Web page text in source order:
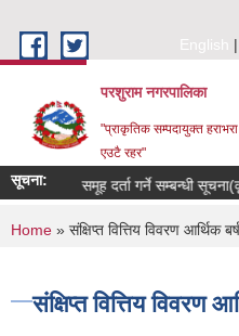
English
परशुराम नगरपालिका
"प्राकृतिक सम्पदायुक्त
एउटै रहर"
सूचना:कृषक समूह दर्ता गर्ने सम्बन्धी
You are here
Home » संक्षिप्त वित्तिय विवरण आर्थिक
संक्षिप्त वित्तिय